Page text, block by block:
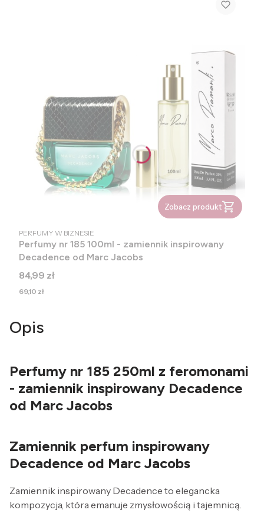
Zobacz produkt
PRODUCENT
PERFUMY W BIZNESIE
Perfumy nr 185 100ml - zamiennik inspirowany
Decadence od Marc Jacobs
Cena
84,99 zł
Cena
69,10 zł
Opis
Perfumy nr 185 250ml z feromonami
- zamiennik inspirowany Decadence
od Marc Jacobs
Zamiennik perfum inspirowany
Decadence od Marc Jacobs
Zamiennik inspirowany Decadence to elegancka
kompozycja, która emanuje zmysłowością i tajemnicą.